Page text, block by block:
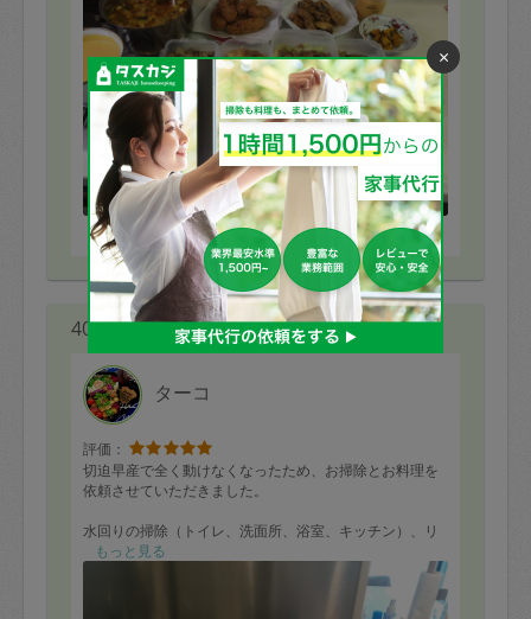
2. 定期契約キャンセル（定期契約のみ）
定期契約をキャンセルする場合、毎週定
期は月2回まで隔週定期は月1回までキャ
ンセル料は発生しません。それ以上はキ
ャンセル料が発生します。
定期契約キャンセル料：
・1回につき1,200円※
・詳細ルールは、こちらを参照くださ
い。
※キャンセル料金の設定について：
定期依頼1回（3時間）の金額とスポット
1回（3時間）依頼した場合の金額の差額
※依頼者の依頼当時の主観的な感想です。
40代 女性より
ターコ
評価：
切迫早産で全く動けなくなったため、お掃除とお料理を
依頼させていただきました。
水回りの掃除（トイレ、洗面所、浴室、キッチン）、リ
ビングの整理、ダイニングの床拭きをしていただき、残
った時間で数品作っていただければ十分と思っておりま
したが、沢山のお料理を作っていただき感激しました。
ご飯を炊くこともお願いしないと、と思っていたら、タ
もっと見る
×